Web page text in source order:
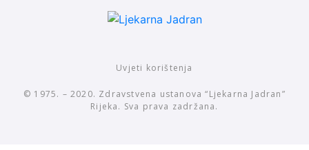
Uvjeti korištenja
© 1975. – 2020. Zdravstvena ustanova “Ljekarna Jadran”
Rijeka. Sva prava zadržana.